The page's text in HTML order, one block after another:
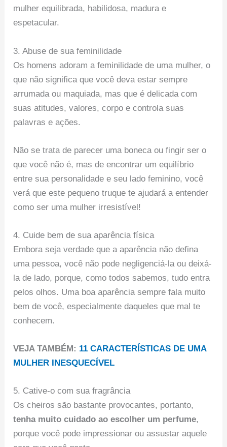
mulher equilibrada, habilidosa, madura e
espetacular.
3. Abuse de sua feminilidade
Os homens adoram a feminilidade de uma mulher, o
que não significa que você deva estar sempre
arrumada ou maquiada, mas que é delicada com
suas atitudes, valores, corpo e controla suas
palavras e ações.
Não se trata de parecer uma boneca ou fingir ser o
que você não é, mas de encontrar um equilíbrio
entre sua personalidade e seu lado feminino, você
verá que este pequeno truque te ajudará a entender
como ser uma mulher irresistível!
4. Cuide bem de sua aparência física
Embora seja verdade que a aparência não defina
uma pessoa, você não pode negligenciá-la ou deixá-
la de lado, porque, como todos sabemos, tudo entra
pelos olhos. Uma boa aparência sempre fala muito
bem de você, especialmente daqueles que mal te
conhecem.
VEJA TAMBÉM: 11 CARACTERÍSTICAS DE UMA
MULHER INESQUECÍVEL
5. Cative-o com sua fragrância
Os cheiros são bastante provocantes, portanto,
tenha muito cuidado ao escolher um perfume,
porque você pode impressionar ou assustar aquele